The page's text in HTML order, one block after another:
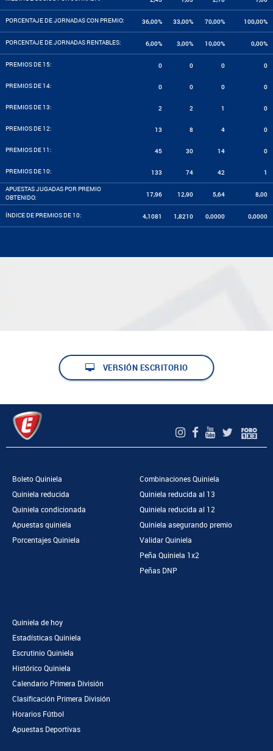
PORCENTAJE DE JORNADAS CON PREMIO: 36,00% 33,00% 70,00% 100,00%
PORCENTAJE DE JORNADAS RENTABLES: 6,00% 3,00% 10,00% 0,00%
PREMIOS DE 15: 0 0 0 0
PREMIOS DE 14: 0 0 0 0
PREMIOS DE 13: 2 2 1 0
PREMIOS DE 12: 13 8 4 0
PREMIOS DE 11: 45 30 14 0
PREMIOS DE 10: 133 74 42 1
APUESTAS JUGADAS POR PREMIO
OBTENIDO:
17,96 12,90 5,64 8,00
ÍNDICE DE PREMIOS DE 10: 4,1081 1,8210 0,0000 0,0000
VERSIÓN ESCRITORIO
Boleto Quiniela
Quiniela reducida
Quiniela condicionada
Apuestas quiniela
Porcentajes Quiniela
Combinaciones Quiniela
Quiniela reducida al 13
Quiniela reducida al 12
Quiniela asegurando premio
Validar Quiniela
Peña Quiniela 1x2
Peñas DNP
Quiniela de hoy
Estadísticas Quiniela
Escrutinio Quiniela
Histórico Quiniela
Calendario Primera División
Clasificación Primera División
Horarios Fútbol
Apuestas Deportivas